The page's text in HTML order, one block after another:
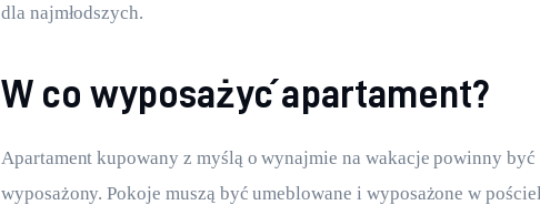
dla najmłodszych.
W co wyposażyć apartament?
Apartament kupowany z myślą o wynajmie na wakacje powinny
wyposażony. Pokoje muszą być umeblowane i wyposażone w